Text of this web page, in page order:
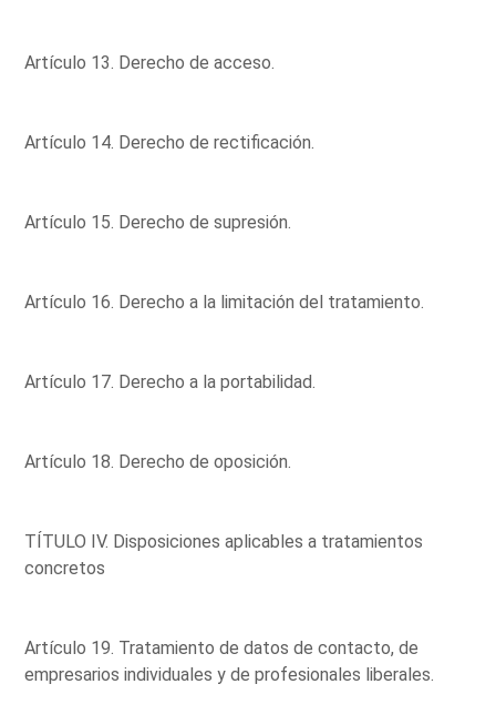
Artículo 13. Derecho de acceso.
Artículo 14. Derecho de rectificación.
Artículo 15. Derecho de supresión.
Artículo 16. Derecho a la limitación del tratamiento.
Artículo 17. Derecho a la portabilidad.
Artículo 18. Derecho de oposición.
TÍTULO IV. Disposiciones aplicables a tratamientos
concretos
Artículo 19. Tratamiento de datos de contacto, de
empresarios individuales y de profesionales liberales.